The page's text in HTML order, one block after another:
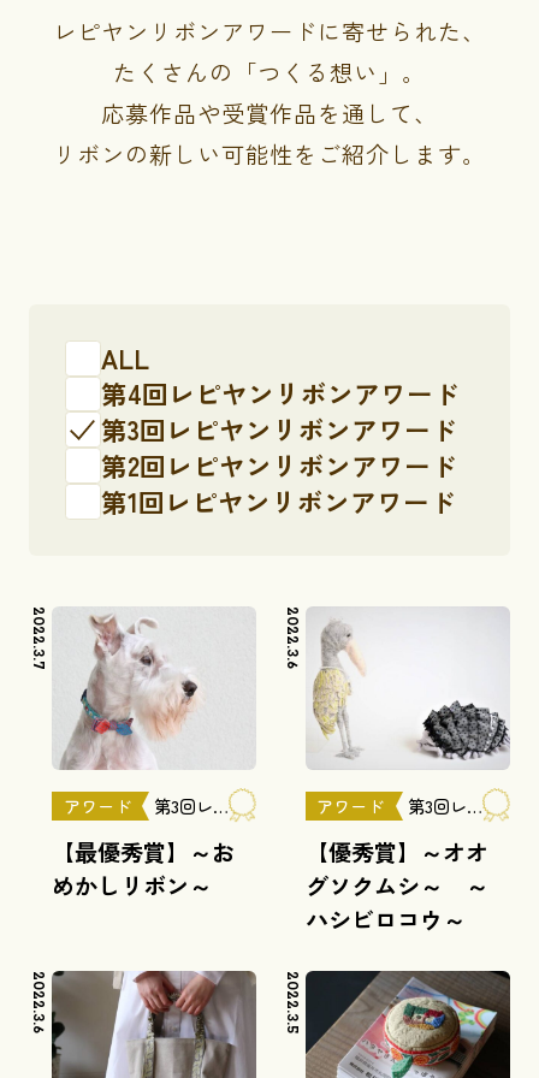
レピヤンリボンアワードに寄せられた、
たくさんの「つくる想い」。
応募作品や受賞作品を通して、
リボンの新しい可能性をご紹介します。
ALL
第4回レピヤンリボンアワード
第3回レピヤンリボンアワード
第2回レピヤンリボンアワード
第1回レピヤンリボンアワード
2022.3.7
アワード 第3回レピヤンリボンアワード
【最優秀賞】～お
めかしリボン～
2022.3.6
アワード 第3回レピヤンリボンアワード
【優秀賞】～オオ
グソクムシ～ ～
ハシビロコウ～
2022.3.6 2022.3.5